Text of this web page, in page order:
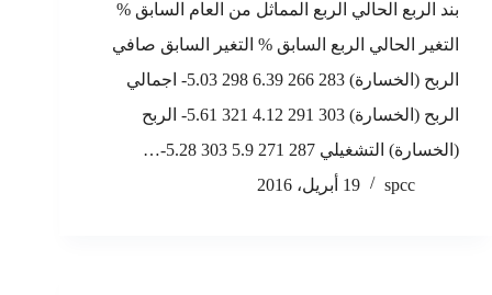
بند الربع الحالي الربع المماثل من العام السابق %
التغير الحالي الربع السابق % التغير السابق صافي
الربح (الخسارة) 283 266 6.39 298 5.03- اجمالي
الربح (الخسارة) 303 291 4.12 321 5.61- الربح
(الخسارة) التشغيلي 287 271 5.9 303 5.28-…
spcc
19 أبريل، 2016